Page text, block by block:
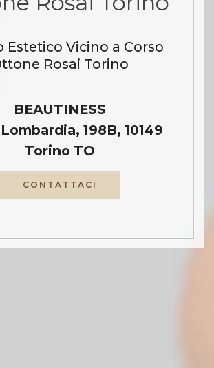
Estetico Vicino a Corso
Rosai Torino
BEAUTINESS
198B, 10149
Torino TO
CONTATTACI